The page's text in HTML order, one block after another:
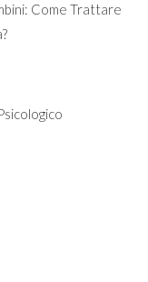
Come Trattare